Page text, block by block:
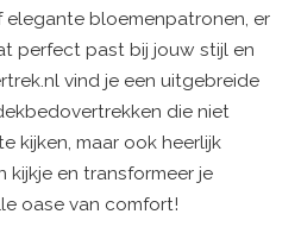
elegante bloemenpatronen, er
perfect past bij jouw stijl en
vind je een uitgebreide
die niet
kijken, maar ook heerlijk
kijkje en transformeer je
oase van comfort!